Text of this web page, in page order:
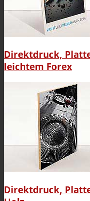
Direktdruck,
leichtem Forex
Direktdruck,